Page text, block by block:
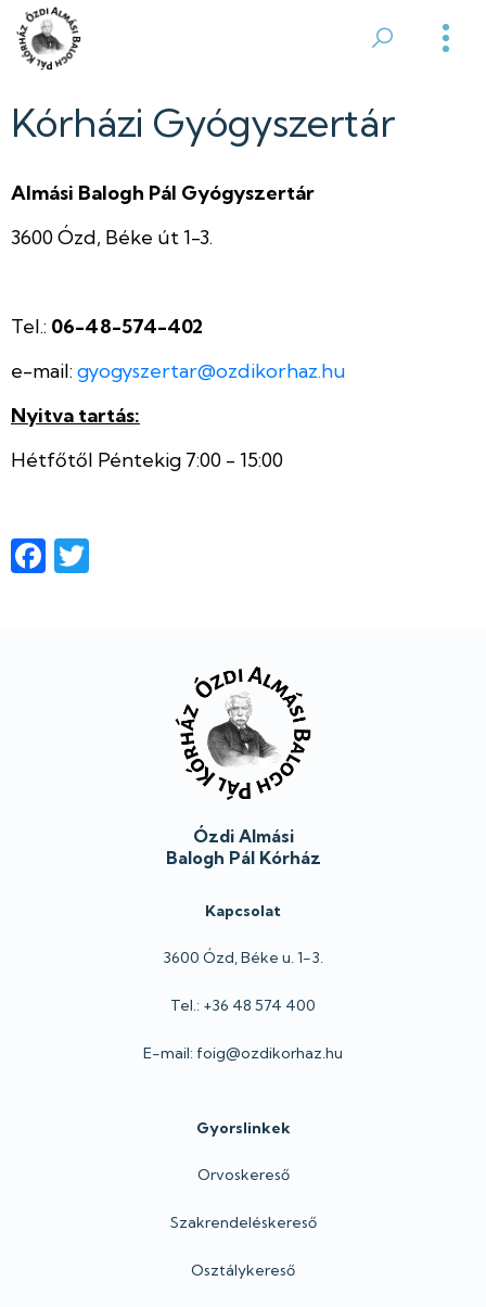
Ugrás
tartalomraÓzdi
Almási
Pál
Kórház
Kórházi Gyógyszertár
Almási Balogh Pál Gyógyszertár
3600 Ózd, Béke út 1-3.
Tel.: 06-48-574-402
e-mail: gyogyszertar@ozdikorhaz.hu
Nyitva tartás:
Hétfőtől Péntekig 7:00 - 15:00
Facebook
Ózdi Almási
Balogh Pál Kórház
Kapcsolat
3600 Ózd, Béke u. 1-3.
Tel.: +36 48 574 400
E-mail: foig@ozdikorhaz.hu
Gyorslinkek
Orvoskereső
Szakrendeléskereső
Osztálykereső